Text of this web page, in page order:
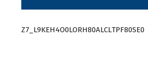
Z7_L9KEH4O0LORH80ALCLTPF80SE0